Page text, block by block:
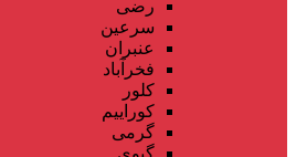
رضی
سرعین
عنبران
فخرآباد
کلور
کوراییم
گرمی
گیوی